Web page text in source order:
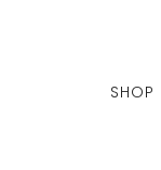
SHOP